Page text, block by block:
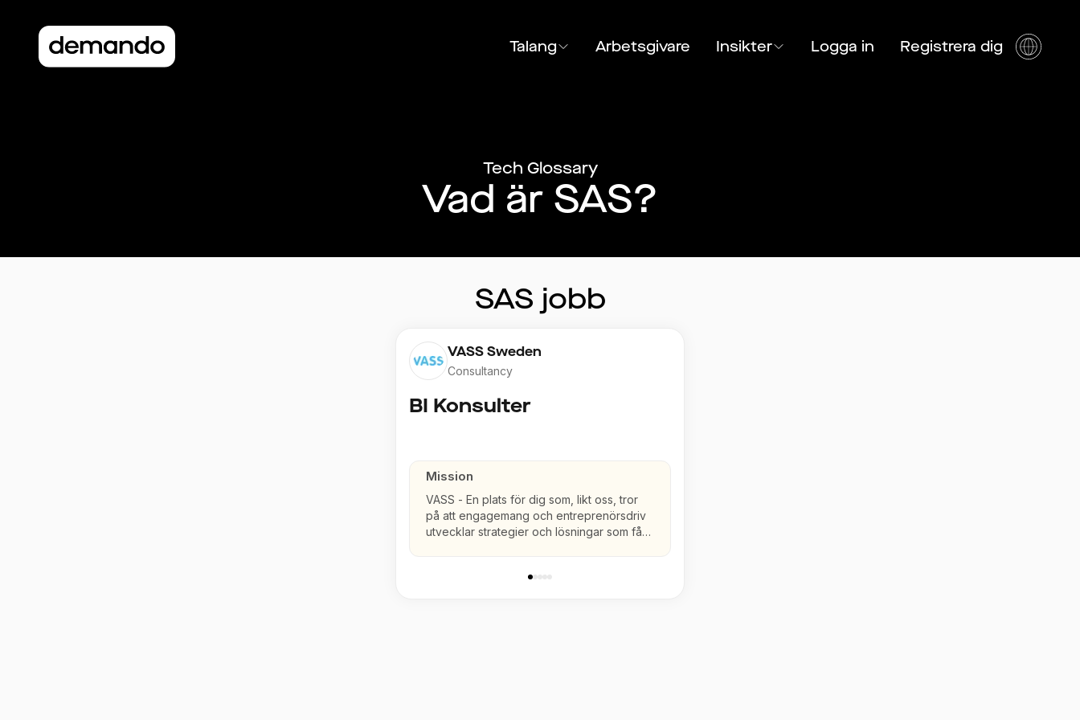
Talang Arbetsgivare Insikter Logga in Registrera dig
Tech Glossary
Vad är SAS?
SAS jobb
VASS Sweden
Consultancy
BI Konsulter
Mission
VASS - En plats för dig som, likt oss, tror
på att engagemang och entreprenörsdriv
utvecklar strategier och lösningar som får